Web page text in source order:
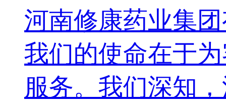
河南修康药业集
我们的使命在于
服务。我们深知